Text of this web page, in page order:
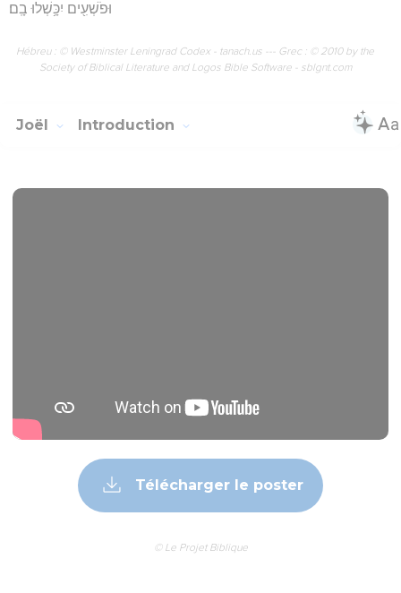
וּפֹשְׁעִ֖ים יִכָּ֥שְׁלוּ בָֽם׃
Hébreu : © Westminster Leningrad Codex - tanach.us --- Grec : © 2010 by the
Society of Biblical Literature and Logos Bible Software - sblgnt.com
Joël Introduction
Télécharger le poster
© Le Projet Biblique